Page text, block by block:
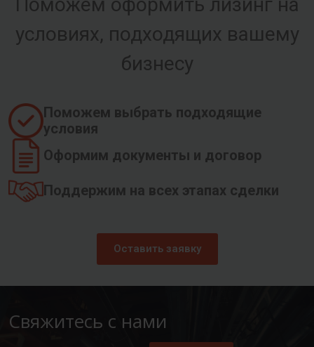
условиях, подходящих вашему
бизнесу
Поможем выбрать подходящие
условия
Оформим документы и договор
Поддержим на всех этапах сделки
Оставить заявку
Свяжитесь с нами